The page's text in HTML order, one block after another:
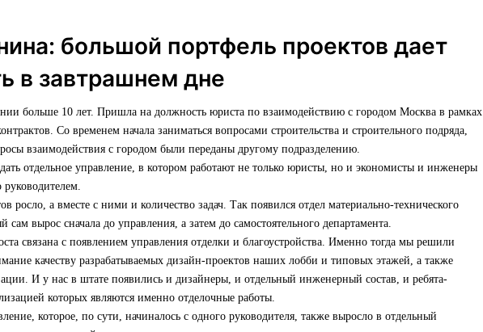
большой портфель проектов дает
в завтрашнем дне
больше 10 лет. Пришла на должность юриста по взаимодействию с городом Москва в рамках
Со временем начала заниматься вопросами строительства и строительного подряда,
взаимодействия с городом были переданы другому подразделению.
отдельное управление, в котором работают не только юристы, но и экономисты и инженеры
росло, а вместе с ними и количество задач. Так появился отдел материально-технического
сам вырос сначала до управления, а затем до самостоятельного департамента.
связана с появлением управления отделки и благоустройства. Именно тогда мы решили
качеству разрабатываемых дизайн-проектов наших лобби и типовых этажей, а также
И у нас в штате появились и дизайнеры, и отдельный инженерный состав, и ребята-
которых являются именно отделочные работы.
которое, по сути, начиналось с одного руководителя, также выросло в отдельный